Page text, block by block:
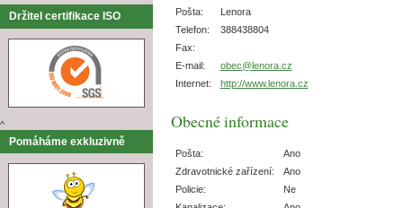
Držitel certifikace ISO
^
Pomáháme exkluzivně
Pošta:
Lenora
Telefon:
388438804
Fax:
E-mail:
obec@lenora.cz
Internet:
http://www.lenora.cz
Obecné informace
Pošta:
Ano
Zdravotnické zařízení:
Ano
Policie:
Ne